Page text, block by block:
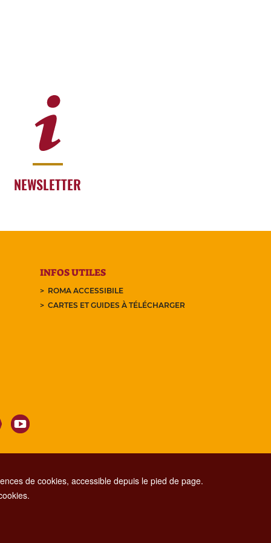
NEWSLETTER
INFOS UTILES
ROMA ACCESSIBILE
CARTES ET GUIDES À TÉLÉCHARGER
de cookies, accessible depuis le pied de page.